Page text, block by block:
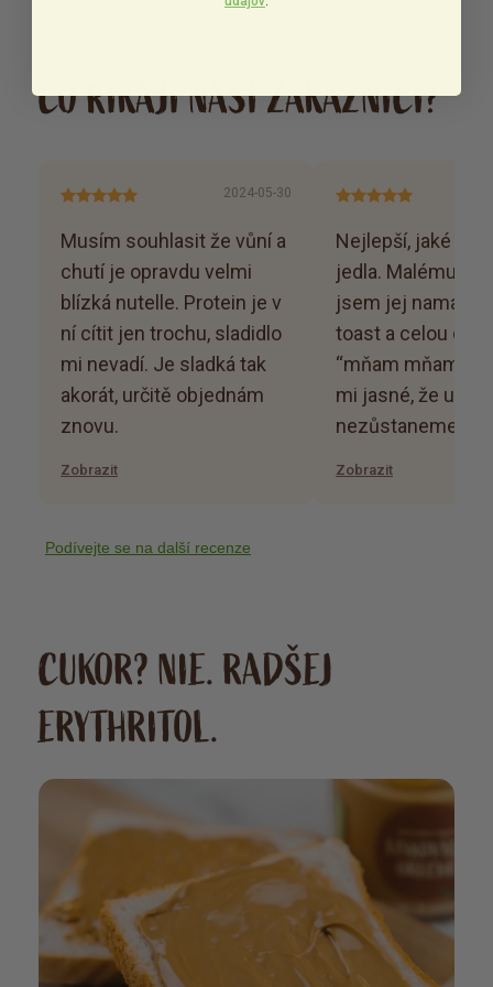
CO ŘÍKAJÍ NAŠI ZÁKAZNÍCI?
2024-05-30
Musím souhlasit že vůní a
chutí je opravdu velmi
blízká nutelle. Protein je v
ní cítit jen trochu, sladidlo
mi nevadí. Je sladká tak
akorát, určitě objednám
znovu.
Zobrazit
Nejlepší, jaké
jedla. Malému
jsem jej
toast a celou
“mňam mňam
mi jasné, že u
nezůstaneme. :)
Zobrazit
Podívejte se na další recenze
CUKOR? NIE. RADŠEJ
ERYTHRITOL.